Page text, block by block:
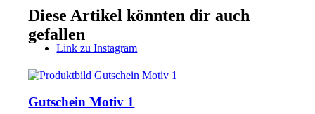
Link zu Instagram
Diese Artikel könnten dir auch
gefallen
Gutschein Motiv 1